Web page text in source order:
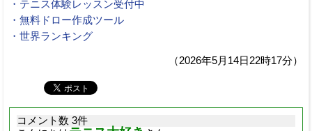
・テニス体験レッスン受付中
・無料ドロー作成ツール
・世界ランキング
（2026年5月14日22時17分）
コメント数 3件